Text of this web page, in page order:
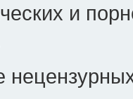
и